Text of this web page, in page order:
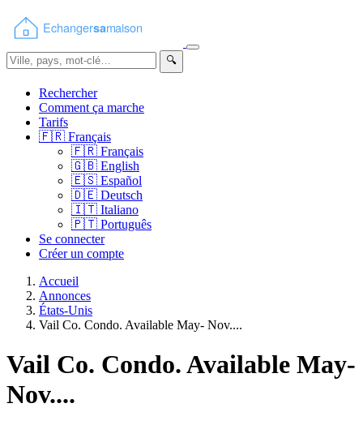
🔍
Rechercher
Comment ça marche
Tarifs
🇫🇷 Français
🇫🇷 Français
🇬🇧 English
🇪🇸 Español
🇩🇪 Deutsch
🇮🇹 Italiano
🇵🇹 Português
Se connecter
Créer un compte
Accueil
Annonces
États-Unis
Vail Co. Condo. Available May- Nov....
Vail Co. Condo. Available May-
Nov....